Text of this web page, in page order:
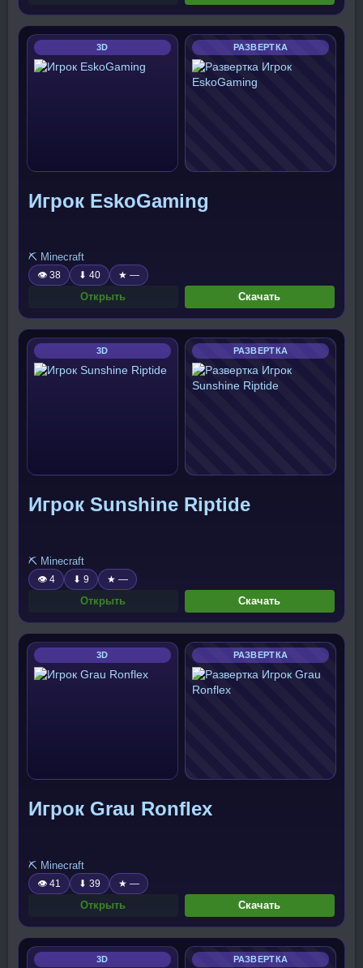
3D РАЗВЕРТКА
Игрок EskoGaming
⛏️ Minecraft
👁 38 ⬇ 40 ★ —
Открыть Скачать
3D РАЗВЕРТКА
Игрок Sunshine Riptide
⛏️ Minecraft
👁 4 ⬇ 9 ★ —
Открыть Скачать
3D РАЗВЕРТКА
Игрок Grau Ronflex
⛏️ Minecraft
👁 41 ⬇ 39 ★ —
Открыть Скачать
3D РАЗВЕРТКА